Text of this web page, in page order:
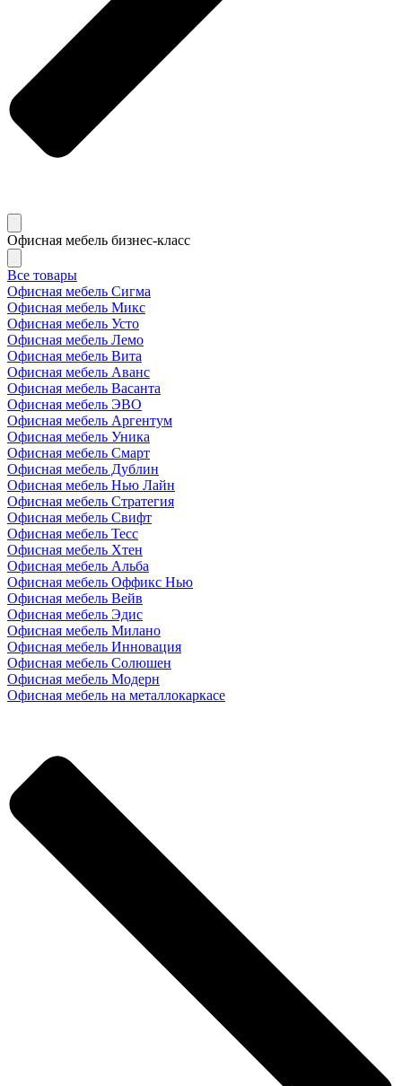
Офисная мебель бизнес-класс
Все товары
Офисная мебель Сигма
Офисная мебель Микс
Офисная мебель Усто
Офисная мебель Лемо
Офисная мебель Вита
Офисная мебель Аванс
Офисная мебель Васанта
Офисная мебель ЭВО
Офисная мебель Аргентум
Офисная мебель Уника
Офисная мебель Смарт
Офисная мебель Дублин
Офисная мебель Нью Лайн
Офисная мебель Стратегия
Офисная мебель Свифт
Офисная мебель Тесс
Офисная мебель Хтен
Офисная мебель Альба
Офисная мебель Оффикс Нью
Офисная мебель Вейв
Офисная мебель Эдис
Офисная мебель Милано
Офисная мебель Инновация
Офисная мебель Солюшен
Офисная мебель Модерн
Офисная мебель на металлокаркасе